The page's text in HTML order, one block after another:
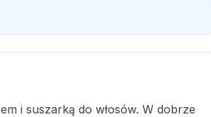
i suszarką do włosów. W dobrze